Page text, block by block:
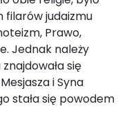
filarów judaizmu
Prawo,
Jednak należy
się
i Syna
stała się powodem